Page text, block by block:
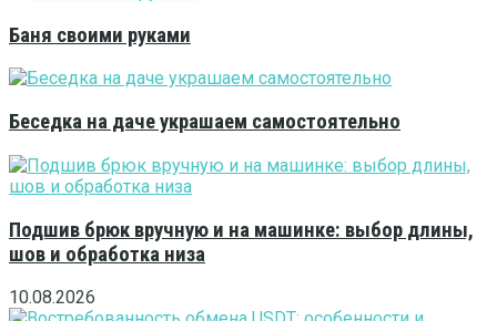
Баня своими руками
Беседка на даче украшаем самостоятельно
Подшив брюк вручную и на машинке: выбор длины,
шов и обработка низа
10.08.2026